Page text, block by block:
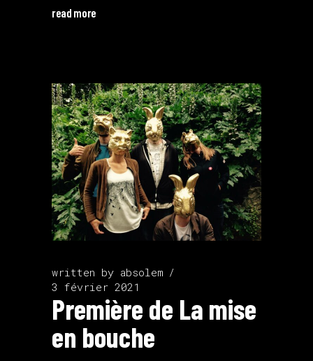
read more
written by absolem
3 février 2021
Première de La mise
en bouche